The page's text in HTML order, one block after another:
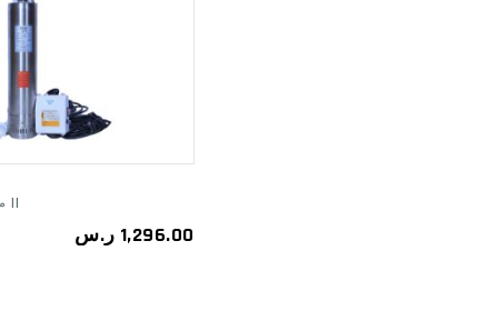
ADD TO
CART
مضخات غاطسة ||
1,296.00 ر.س